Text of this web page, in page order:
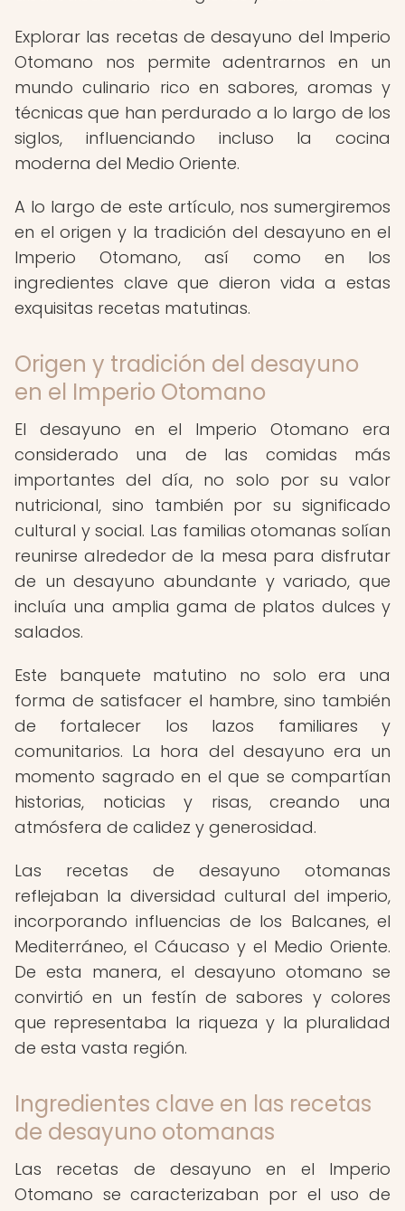
Explorar las recetas de desayuno del Imperio
Otomano nos permite adentrarnos en un
mundo culinario rico en sabores, aromas y
técnicas que han perdurado a lo largo de los
siglos, influenciando incluso la cocina
moderna del Medio Oriente.
A lo largo de este artículo, nos sumergiremos
en el origen y la tradición del desayuno en el
Imperio Otomano, así como en los
ingredientes clave que dieron vida a estas
exquisitas recetas matutinas.
Origen y tradición del desayuno
en el Imperio Otomano
El desayuno en el Imperio Otomano era
considerado una de las comidas más
importantes del día, no solo por su valor
nutricional, sino también por su significado
cultural y social. Las familias otomanas solían
reunirse alrededor de la mesa para disfrutar
de un desayuno abundante y variado, que
incluía una amplia gama de platos dulces y
salados.
Este banquete matutino no solo era una
forma de satisfacer el hambre, sino también
de fortalecer los lazos familiares y
comunitarios. La hora del desayuno era un
momento sagrado en el que se compartían
historias, noticias y risas, creando una
atmósfera de calidez y generosidad.
Las recetas de desayuno otomanas
reflejaban la diversidad cultural del imperio,
incorporando influencias de los Balcanes, el
Mediterráneo, el Cáucaso y el Medio Oriente.
De esta manera, el desayuno otomano se
convirtió en un festín de sabores y colores
que representaba la riqueza y la pluralidad
de esta vasta región.
Ingredientes clave en las recetas
de desayuno otomanas
Las recetas de desayuno en el Imperio
Otomano se caracterizaban por el uso de